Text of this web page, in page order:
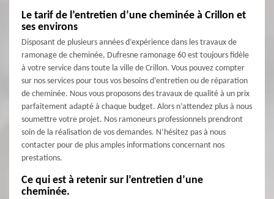
Le tarif de l’entretien d’une cheminée à Crillon et
ses environs
Disposant de plusieurs années d’expérience dans les travaux de
ramonage de cheminée, Dufresne ramonage 60 est toujours fidèle
à votre service dans toute la ville de Crillon. Vous pouvez compter
sur nos services pour tous vos besoins d’entretien ou de réparation
de cheminée. Nous vous proposons des travaux de qualité à un prix
parfaitement adapté à chaque budget. Alors n’attendez plus à nous
soumettre votre projet. Nos ramoneurs professionnels prendront
soin de la réalisation de vos demandes. N’hésitez pas à nous
contacter pour de plus amples informations concernant nos
prestations.
Ce qui est à retenir sur l’entretien d’une
cheminée.